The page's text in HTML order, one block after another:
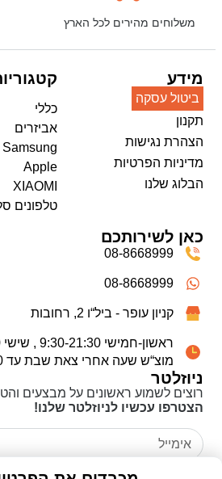
משלוחים מהירים לכל הארץ
ניוזלטר
רוצים לשמוע ראשונים על מבצעים
הצטרפו עכשיו לניוזלטר שלנו!
אני מאשר/ת כי קראתי אתמדיניות
מידע
ביטול עסקה
תקנון
הצהרת נגישות
מדיניות הפרטיות
הבלוג שלנו
כללי
אביזרים
Samsung
Apple
XIAOMI
טלפונים
כאן לשירותכם
08-8668999
08-8668999
קניון עופר - ביל“ו 2, רחובות
ראשון-חמישי 9:30-21:30 , שישי 9:30-15:00
מוצ“ש שעה אחרי צאת שבת עד 23:00